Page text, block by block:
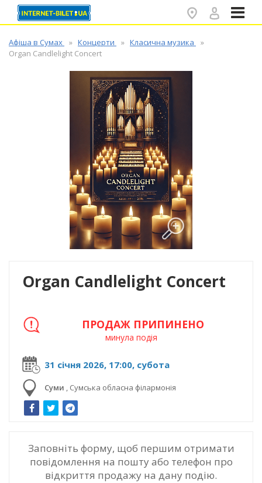
Афіша в Сумах Концерти
Класична музика
Organ Candlelight Concert
Organ Candlelight Concert
31 січня 2026, 17:00, субота
Суми , Сумська обласна філармонія
ПРОДАЖ ПРИПИНЕНО
минула подія
Заповніть форму, щоб першим отримати
повідомлення на пошту або телефон про
відкриття продажу на дану подію.